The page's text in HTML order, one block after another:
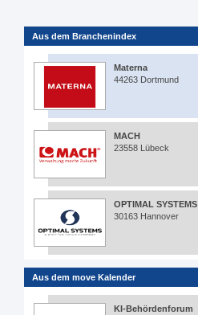
Aus dem Branchenindex
Materna
44263 Dortmund
MACH
23558 Lübeck
OPTIMAL SYSTEMS
30163 Hannover
Aus dem move Kalender
KI-Behördenforum